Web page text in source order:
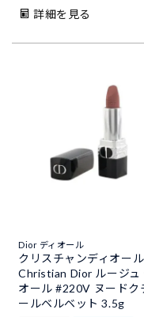
詳細を見る
Dior ディオール
クリスチャンディオール
Christian Dior ルージュ
オール #220V ヌードク
ールベルベット 3.5g